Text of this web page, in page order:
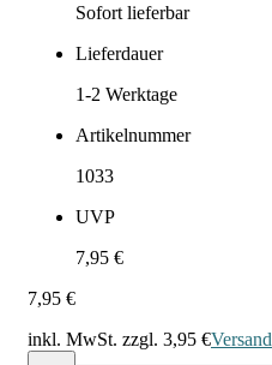
Sofort lieferbar
Lieferdauer
1-2 Werktage
Artikelnummer
1033
UVP
7,95 €
7,95 €
inkl. MwSt. zzgl. 3,95 €Versand